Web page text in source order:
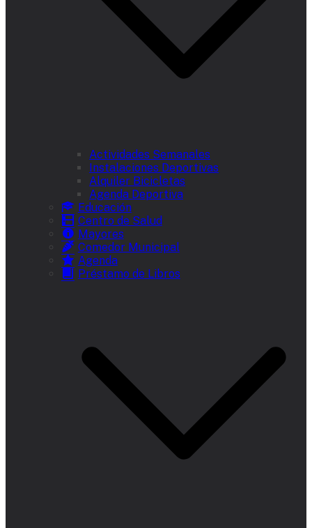
Actividades Semanales
Instalaciones Deportivas
Alquiler Bicicletas
Agenda Deportiva
Educación
Centro de Salud
Mayores
Comedor Municipal
Agenda
Préstamo de Libros